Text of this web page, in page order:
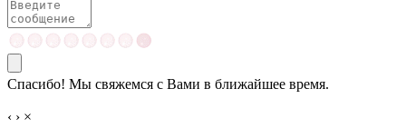
Спасибо! Мы свяжемся с Вами в ближайшее время.
‹ › ×